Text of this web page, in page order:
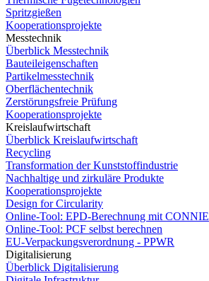
Spritzgießen
Kooperationsprojekte
Messtechnik
Überblick Messtechnik
Bauteileigenschaften
Partikelmesstechnik
Oberflächentechnik
Zerstörungsfreie Prüfung
Kooperationsprojekte
Kreislaufwirtschaft
Überblick Kreislaufwirtschaft
Recycling
Transformation der Kunststoffindustrie
Nachhaltige und zirkuläre Produkte
Kooperationsprojekte
Design for Circularity
Online-Tool: EPD-Berechnung mit CONNIE
Online-Tool: PCF selbst berechnen
EU-Verpackungsverordnung - PPWR
Digitalisierung
Überblick Digitalisierung